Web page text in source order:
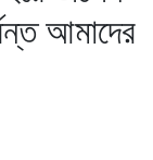
আমাদের